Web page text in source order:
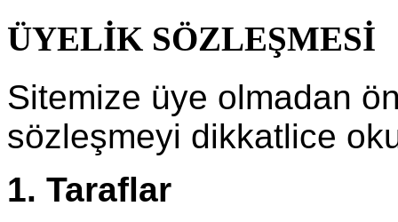
ÜYELİK SÖZLEŞMESİ
Sitemize üye olmadan
sözleşmeyi dikkatlice
1. Taraflar